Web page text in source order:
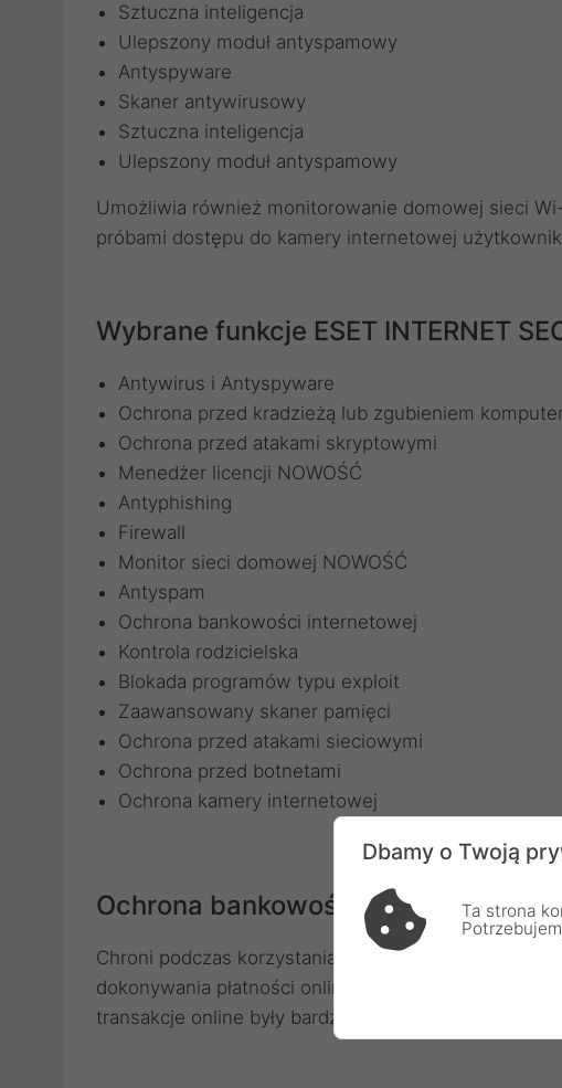
Sztuczna inteligencja
Ulepszony moduł antyspamowy
Antyspyware
Skaner antywirusowy
Sztuczna inteligencja
Ulepszony moduł antyspamowy
Umożliwia również monitorowanie domowej sieci
próbami dostępu do kamery internetowej
Wybrane funkcje ESET INTERNET
Antywirus i Antyspyware
Ochrona przed kradzieżą lub zgubieniem
Ochrona przed atakami skryptowymi
Menedżer licencji NOWOŚĆ
Antyphishing
Firewall
Monitor sieci domowej NOWOŚĆ
Antyspam
Ochrona bankowości internetowej
Kontrola rodzicielska
Blokada programów typu exploit
Zaawansowany skaner pamięci
Ochrona przed atakami sieciowymi
Ochrona przed botnetami
Ochrona kamery internetowej
Ochrona bankowości internetowej
Chroni podczas korzystania z bankowości
dokonywania płatności online. Szyfruje
transakcje online były bardziej bezpieczne. Chroni
Dbamy o Twoją
Ta strona